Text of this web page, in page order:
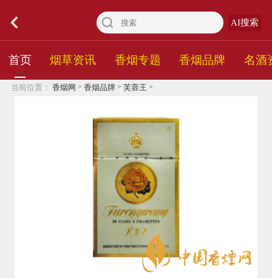
AI搜索
首页 烟草资讯 香烟专题 香烟品牌 名酒
当前位置： 香烟网 > 香烟品牌 > 芙蓉王 >